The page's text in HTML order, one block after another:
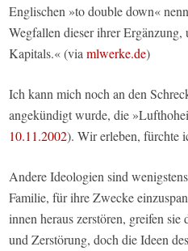
Englischen »to double down«
Wegfallen dieser ihrer
Kapitals.« (viamlwerke.de)
Ich kann mich noch an den
angekündigt wurde, die
10.11.2002). Wir erleben, fürchte
Andere Ideologien sind
Familie, für ihre Zwecke
innen heraus zerstören, greifen
und Zerstörung, doch die Ideen